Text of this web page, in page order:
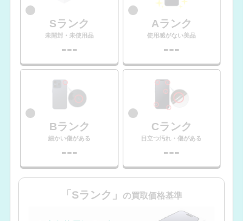
Sランク
未開封・未使用品
---
Aランク
使用感がない美品
---
Bランク
細かい傷がある
---
Cランク
目立つ汚れ・傷がある
---
「Sランク」 の買取価格基準